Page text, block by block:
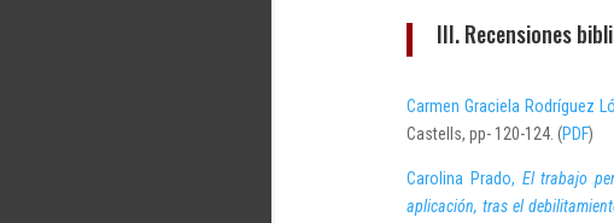
III. Recensiones
Carmen Graciela Rodríguez
Castells, pp- 120-124. (PDF)
Carolina Prado, El trabajo
aplicación, tras el